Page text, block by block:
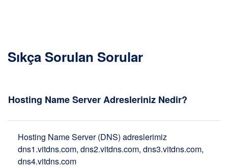
Sıkça Sorulan Sorular
Hosting Name Server Adresleriniz Nedir?
Hosting Name Server (DNS) adreslerimiz
dns1.vitdns.com, dns2.vitdns.com, dns3.vitdns.com,
dns4.vitdns.com